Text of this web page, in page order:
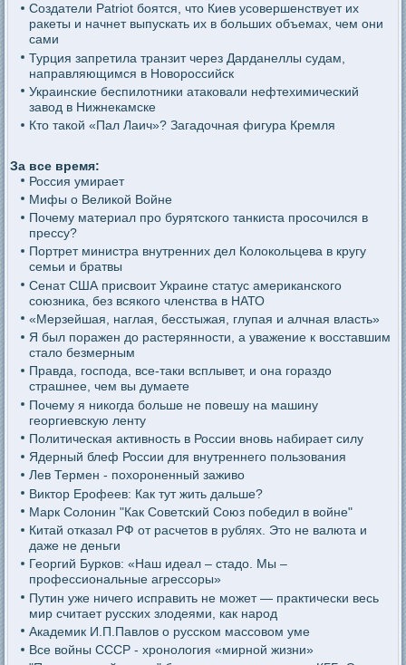
Создатели Patriot боятся, что Киев усовершенствует их
ракеты и начнет выпускать их в больших объемах, чем они
сами
Турция запретила транзит через Дарданеллы судам,
направляющимся в Новороссийск
Украинские беспилотники атаковали нефтехимический
завод в Нижнекамске
Кто такой «Пал Лаич»? Загадочная фигура Кремля
За все время:
Россия умирает
Мифы о Великой Войне
Почему материал про бурятского танкиста просочился в
прессу?
Портрет министра внутренних дел Колокольцева в кругу
семьи и братвы
Сенат США присвоит Украине статус американского
союзника, без всякого членства в НАТО
«Мерзейшая, наглая, бесстыжая, глупая и алчная власть»
Я был поражен до растерянности, а уважение к восставшим
стало безмерным
Правда, господа, все-таки всплывет, и она гораздо
страшнее, чем вы думаете
Почему я никогда больше не повешу на машину
георгиевскую ленту
Политическая активность в России вновь набирает силу
Ядерный блеф России для внутреннего пользования
Лев Термен - похороненный заживо
Виктор Ерофеев: Как тут жить дальше?
Марк Солонин "Как Советский Союз победил в войне"
Китай отказал РФ от расчетов в рублях. Это не валюта и
даже не деньги
Георгий Бурков: «Наш идеал – стадо. Мы –
профессиональные агрессоры»
Путин уже ничего исправить не может — практически весь
мир считает русских злодеями, как народ
Академик И.П.Павлов о русском массовом уме
Все войны СССР - хронология «мирной жизни»